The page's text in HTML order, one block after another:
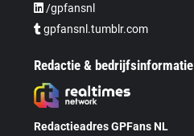
/gpfansnl
gpfansnl.tumblr.com
Redactie & bedrijfsinformatie
Redactieadres GPFans NL